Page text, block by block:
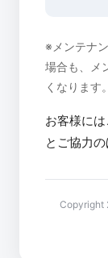
※メンテナ
場合も、メ
くなります
お客様に
とご協力
Copyright